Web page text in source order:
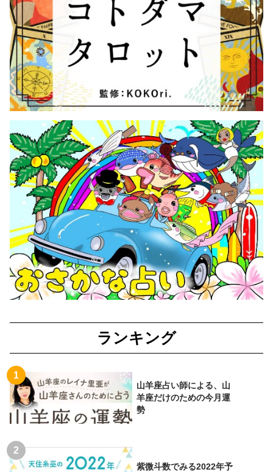
ランキング
山羊座占い師による、山
羊座だけのための今月運
勢
紫微斗数でみる2022年予